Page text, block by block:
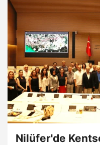
Nilüfer'de